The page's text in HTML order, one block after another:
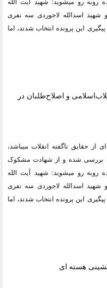
اسدالله لاجوردی سه نفری
این پرونده انتخاب شدند، اما
و اصلاح‌طلبان در
حقایق ناگفته انقلاب می­باشد،
پرونده ی انفجار هشتم شهریورماه ۱۳۶۰ بررسی شده و از شهادت مشکوک
روبه رو می­شوید: شهید آیت الله
اسدالله لاجوردی سه نفری
این پرونده انتخاب شدند، اما